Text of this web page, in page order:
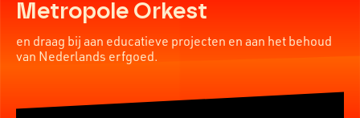
Metropole Orkest
en draag bij aan educatieve projecten en aan het behoud
van Nederlands erfgoed.